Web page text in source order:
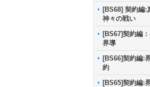
[BS68] 契約編:
神々の戦い
[BS67]契約編：
界導
[BS66]契約編:
約
[BS65]契約編: